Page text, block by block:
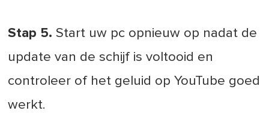
Stap 5. Start uw pc opnieuw op nadat de
update van de schijf is voltooid en
controleer of het geluid op YouTube goed
werkt.